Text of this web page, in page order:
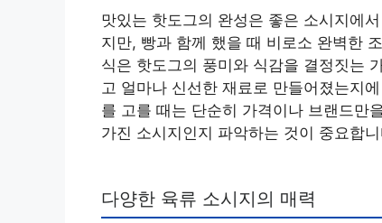
맛있는 핫도그의 완성은 좋은 소시지에
지만, 빵과 함께 했을 때 비로소 완벽한
식은 핫도그의 풍미와 식감을 결정짓는
고 얼마나 신선한 재료로 만들어졌는지
를 고를 때는 단순히 가격이나 브랜드만
가진 소시지인지 파악하는 것이 중요합
다양한 육류 소시지의 매력